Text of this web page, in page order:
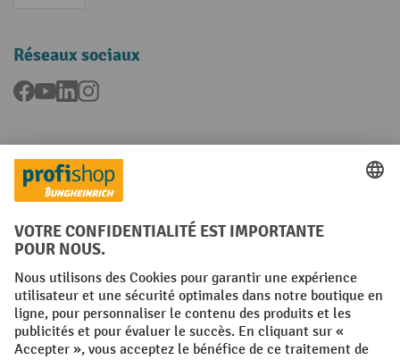
Réseaux sociaux
Facebook
YouTubeLinkedInInstagram
Langues
FR NL
Conditions générales Mentions légales
Protection des Données Politique de cookies
All prices excl. VAT plusshipping costsand possible delivery charges,